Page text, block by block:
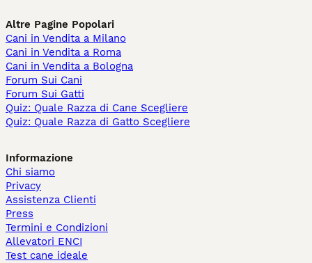
Altre Pagine Popolari
Cani in Vendita a Milano
Cani in Vendita a Roma
Cani in Vendita a Bologna
Forum Sui Cani
Forum Sui Gatti
Quiz: Quale Razza di Cane Scegliere
Quiz: Quale Razza di Gatto Scegliere
Informazione
Chi siamo
Privacy
Assistenza Clienti
Press
Termini e Condizioni
Allevatori ENCI
Test cane ideale